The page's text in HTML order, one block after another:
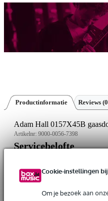
Cookie-instellingen bij
Om je bezoek aan
Productinformatie Reviews
Adam Hall 0157X45B
Artikelnr: 9000-0056-7398
Servicebelofte
Bax Music Garantie: Op dit
Op dit product krijg je alleen